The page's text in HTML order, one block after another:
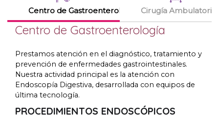
Centro de Gastroenterología Cirugía Ambulatoria
Centro de Gastroenterología
Prestamos atención en el diagnóstico, tratamiento y
prevención de enfermedades gastrointestinales.
Nuestra actividad principal es la atención con
Endoscopía Digestiva, desarrollada con equipos de
última tecnología.
PROCEDIMIENTOS ENDOSCÓPICOS